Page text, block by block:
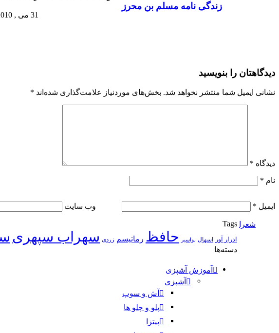
طریق
ایمیل
زندگی نامه مسلم بن محرز
31 می , 2010
دیدگاهتان را بنویسید
نشانی ایمیل شما منتشر نخواهد شد. بخش‌های موردنیاز علامت‌گذاری شده‌اند *
دیدگاه *
نام *
ایمیل * وب‌ سایت
شعرا Tags
ادرار آور اسهال بواسیر حافظ رماتیسم زردی سهراب سپهری
دسته‌ها
آموزش آشپزی
آشپزی
آش و سوپ
پلو و چلو ها
پیتزا